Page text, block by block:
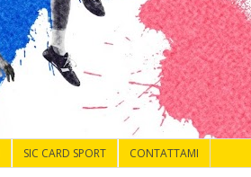
SIC CARD SPORT CONTATTAMI